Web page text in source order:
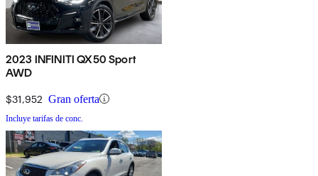
2023 INFINITI QX50 Sport
AWD
$31,952 Gran oferta
Incluye tarifas de conc.